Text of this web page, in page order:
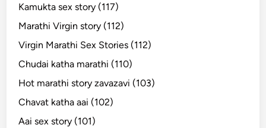
Kamukta sex story (117)
Marathi Virgin story (112)
Virgin Marathi Sex Stories (112)
Chudai katha marathi (110)
Hot marathi story zavazavi (103)
Chavat katha aai (102)
Aai sex story (101)